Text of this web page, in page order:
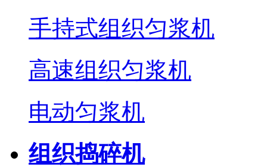
手持式组织匀浆机
高速组织匀浆机
电动匀浆机
组织捣碎机